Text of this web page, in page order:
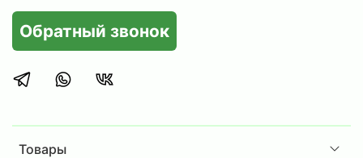
Товары
Обратный звонок